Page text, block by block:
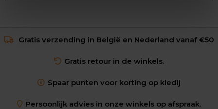
Gratis verzending in België en Nederland vanaf €50
Gratis retour in de winkels.
Spaar punten voor korting op kledij
Persoonlijk advies in onze winkels op afspraak.